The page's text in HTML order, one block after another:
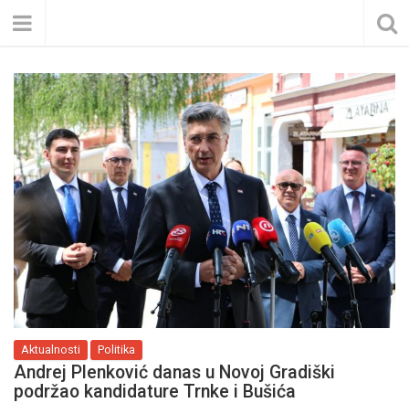
Aktualnosti Politika
Andrej Plenković danas u Novoj Gradiški
podržao kandidature Trnke i Bušića